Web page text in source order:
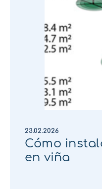
23.02.2026
Cómo
en viña